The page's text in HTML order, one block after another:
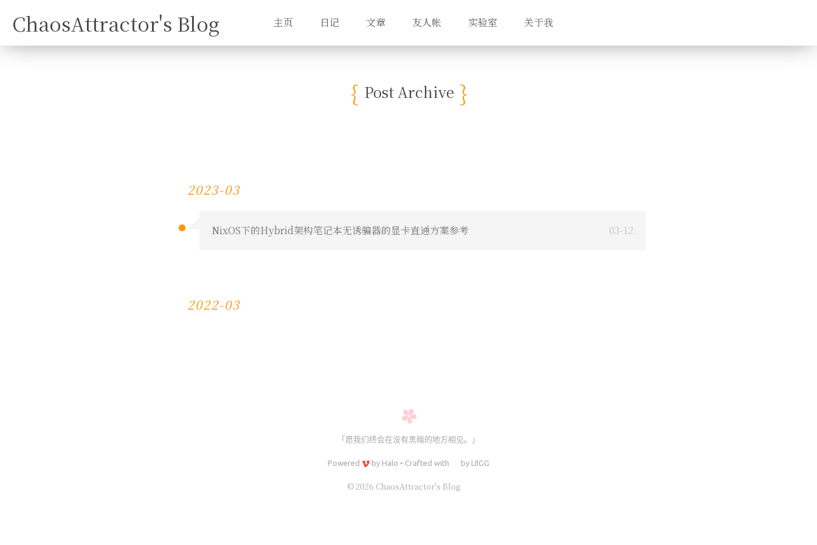
ChaosAttractor's Blog 主页 日记 文章 友人帐 实验室 关于我
Post Archive
2023-03
03-12
NixOS下的Hybrid架构笔记本无诱骗器的显卡直通方案参考
2022-03
「愿我们终会在没有黑暗的地方相见。」
Powered by Halo • Crafted with by LIlGG
© 2026 ChaosAttractor's Blog